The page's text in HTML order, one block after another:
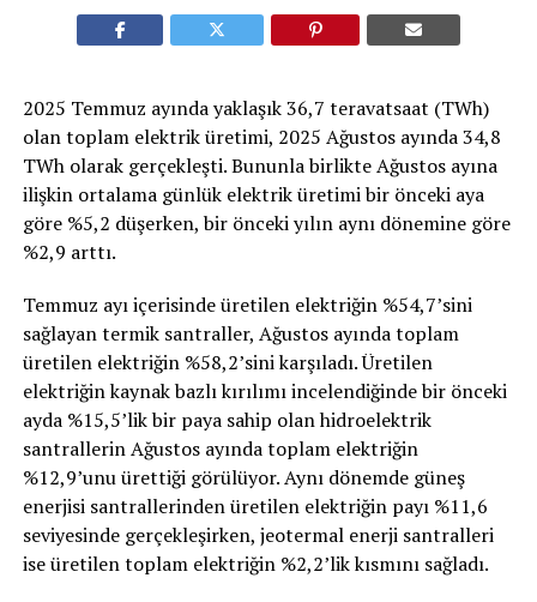
2025 Temmuz ayında yaklaşık 36,7 teravatsaat (TWh)
olan toplam elektrik üretimi, 2025 Ağustos ayında 34,8
TWh olarak gerçekleşti. Bununla birlikte Ağustos ayına
ilişkin ortalama günlük elektrik üretimi bir önceki aya
göre %5,2 düşerken, bir önceki yılın aynı dönemine göre
%2,9 arttı.
Temmuz ayı içerisinde üretilen elektriğin %54,7’sini
sağlayan termik santraller, Ağustos ayında toplam
üretilen elektriğin %58,2’sini karşıladı. Üretilen
elektriğin kaynak bazlı kırılımı incelendiğinde bir önceki
ayda %15,5’lik bir paya sahip olan hidroelektrik
santrallerin Ağustos ayında toplam elektriğin
%12,9’unu ürettiği görülüyor. Aynı dönemde güneş
enerjisi santrallerinden üretilen elektriğin payı %11,6
seviyesinde gerçekleşirken, jeotermal enerji santralleri
ise üretilen toplam elektriğin %2,2’lik kısmını sağladı.